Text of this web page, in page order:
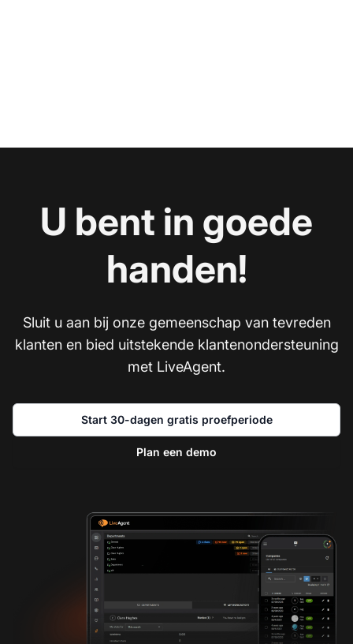
U bent in goede
handen!
Sluit u aan bij onze gemeenschap van tevreden
klanten en bied uitstekende klantenondersteuning
met LiveAgent.
Start 30-dagen gratis proefperiode
Plan een demo